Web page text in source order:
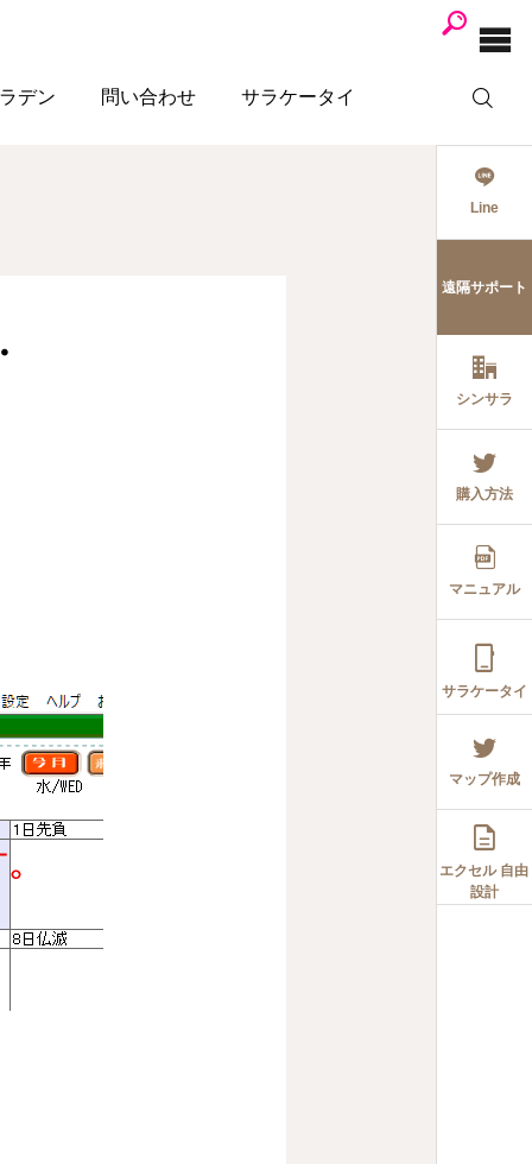
デン 問い合わせ サラケータイ
Line
遠隔サポート
シンサラ
購入方法
マニュアル

サラケータイ
マップ作成

エクセル 自由
設計